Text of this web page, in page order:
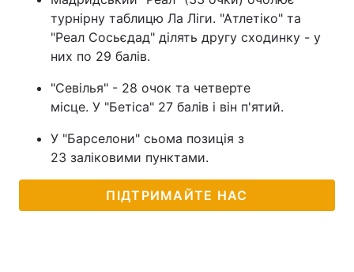
турнірну таблицю Ла Ліги. "Атлетіко" та
"Реал Сосьєдад" ділять другу сходинку - у
них по 29 балів.
"Севілья" - 28 очок та четверте
місце. У "Бетіса" 27 балів і він п'ятий.
У "Барселони" сьома позиція з
23 заліковими пунктами.
ПІДТРИМАЙТЕ НАС